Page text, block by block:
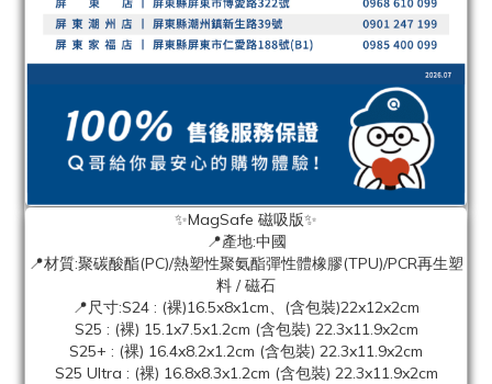
✨MagSafe 磁吸版✨
📍產地:中國
📍材質:聚碳酸酯(PC)/熱塑性聚氨酯彈性體橡膠(TPU)/PCR再生塑
料 / 磁石
📍尺寸:S24 : (裸)16.5x8x1cm、(含包裝)22x12x2cm
S25 : (裸) 15.1x7.5x1.2cm (含包裝) 22.3x11.9x2cm
S25+ : (裸) 16.4x8.2x1.2cm (含包裝) 22.3x11.9x2cm
S25 Ultra : (裸) 16.8x8.3x1.2cm (含包裝) 22.3x11.9x2cm